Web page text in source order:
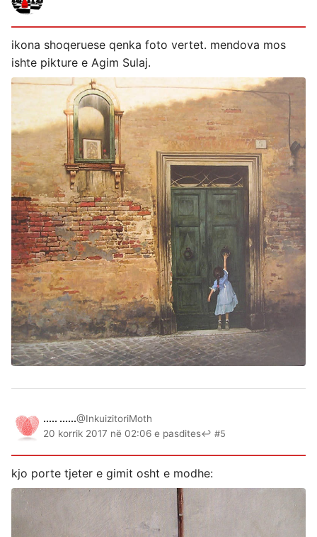
ikona shoqeruese qenka foto vertet. mendova mos
ishte pikture e Agim Sulaj.
..... ......@InkuizitoriMoth
20 korrik 2017 në 02:06 e pasdites↩ #5
kjo porte tjeter e gimit osht e modhe: